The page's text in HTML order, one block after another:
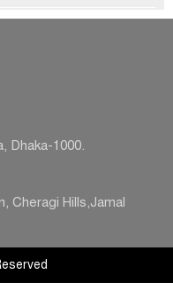
হেলালীর গণসংযোগে হামলা,
Dhaka-1000.
Cheragi Hills,Jamal